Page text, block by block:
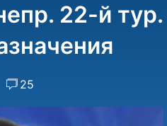
22-й тур.
25